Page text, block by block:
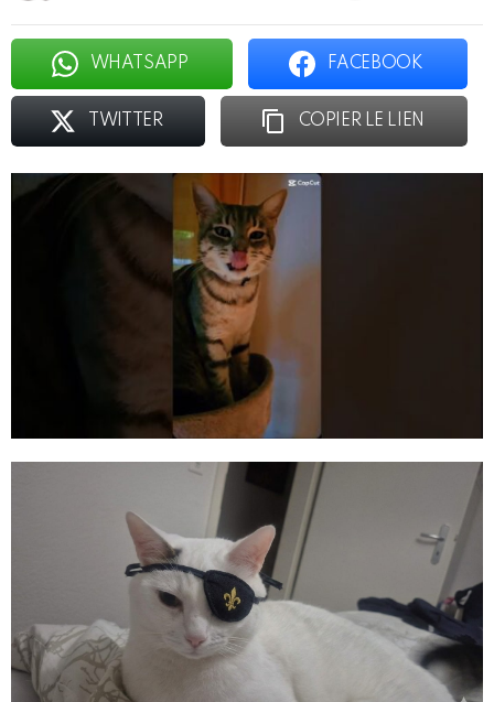
WHATSAPP FACEBOOK
TWITTER COPIER LE LIEN